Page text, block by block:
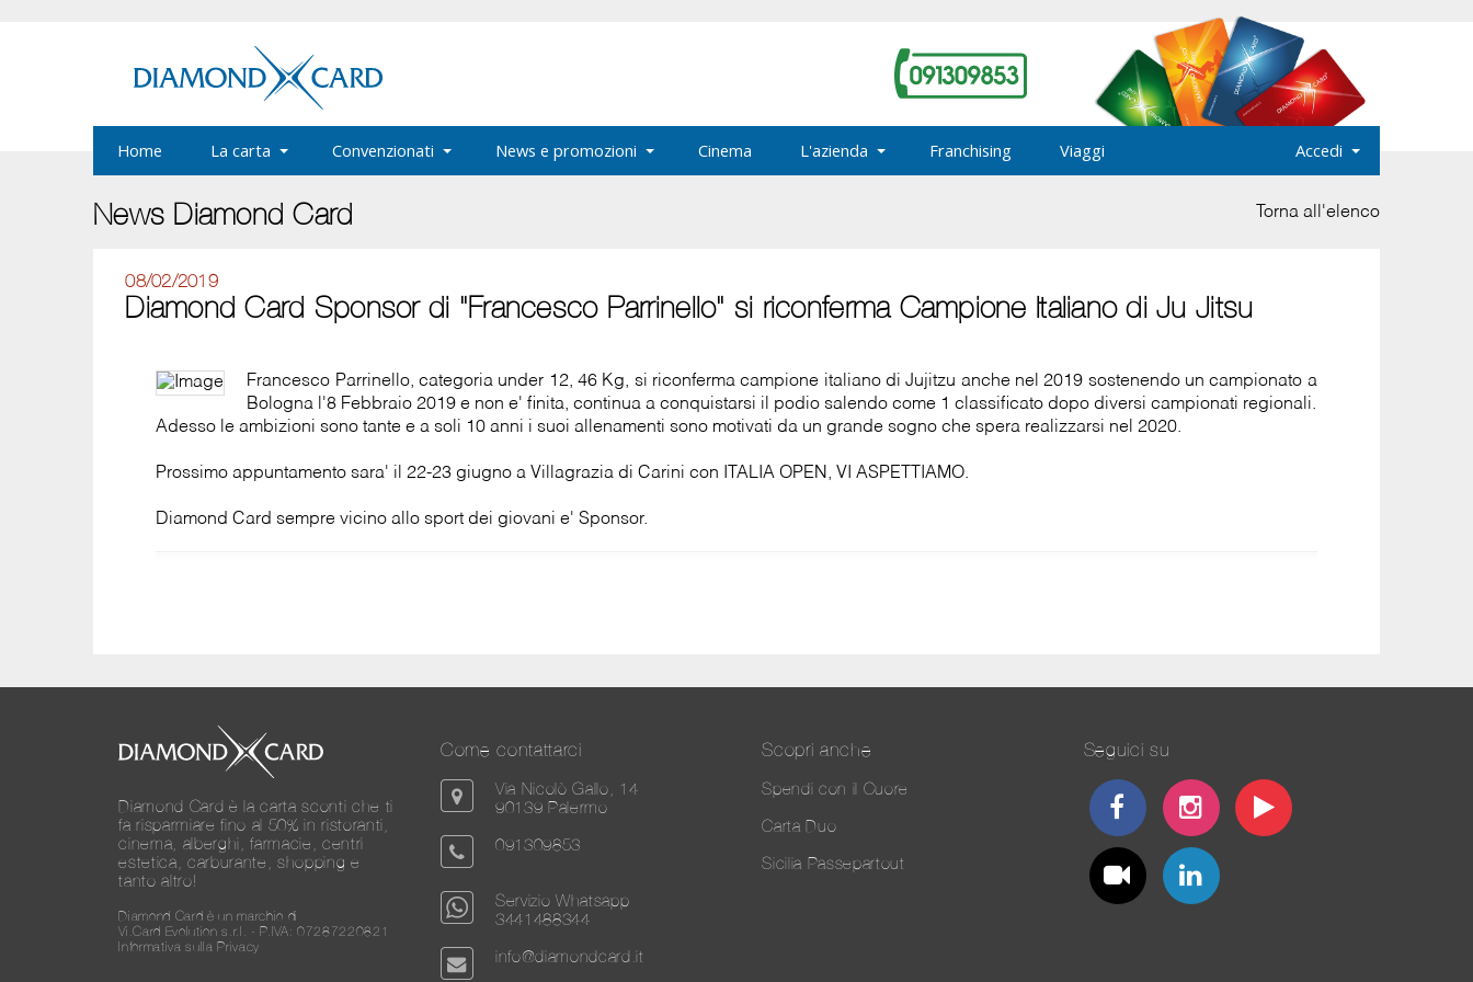
Home La carta Convenzionati News e promozioni Cinema L'azienda Franchising Viaggi Accedi
News Diamond Card Torna all'elenco
08/02/2019
Diamond Card Sponsor di "Francesco Parrinello" si riconferma Campione Italiano di Ju Jitsu
Francesco Parrinello, categoria under 12, 46 Kg, si riconferma campione italiano di Jujitzu anche nel 2019 sostenendo un campionato a
Bologna l'8 Febbraio 2019 e non e' finita, continua a conquistarsi il podio salendo come 1 classificato dopo diversi campionati regionali.
Adesso le ambizioni sono tante e a soli 10 anni i suoi allenamenti sono motivati da un grande sogno che spera realizzarsi nel 2020.
Prossimo appuntamento sara' il 22-23 giugno a Villagrazia di Carini con ITALIA OPEN, VI ASPETTIAMO.
Diamond Card sempre vicino allo sport dei giovani e' Sponsor.
Diamond Card è la carta sconti che ti
fa risparmiare fino al 50% in ristoranti,
cinema, alberghi, farmacie, centri
estetica, carburante, shopping e
tanto altro!
Diamond Card è un marchio di
Vi.Card Evolution s.r.l. - P.IVA: 07287220821
Informativa sulla Privacy
Come contattarci
Via Nicolò Gallo, 14
90139 Palermo
091309853
Servizio Whatsapp
3441488344
info@diamondcard.it
Scopri anche
Spendi con il Cuore
Carta Duo
Sicilia Passepartout
Seguici su